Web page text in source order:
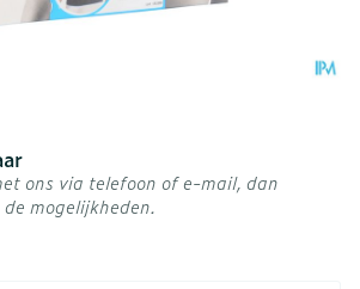
ons via telefoon of e-mail, dan
mogelijkheden.